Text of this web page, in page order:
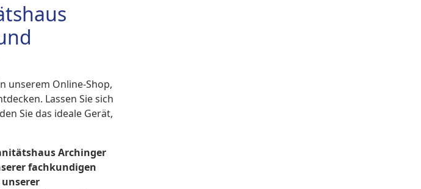
unserem Online-Shop,
Lassen Sie sich
Sie das ideale Gerät,
Archinger
fachkundigen